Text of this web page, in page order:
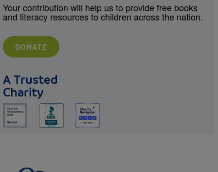
Your contribution will help us to provide free books
and literacy resources to children across the nation.
DONATE
A Trusted
Charity